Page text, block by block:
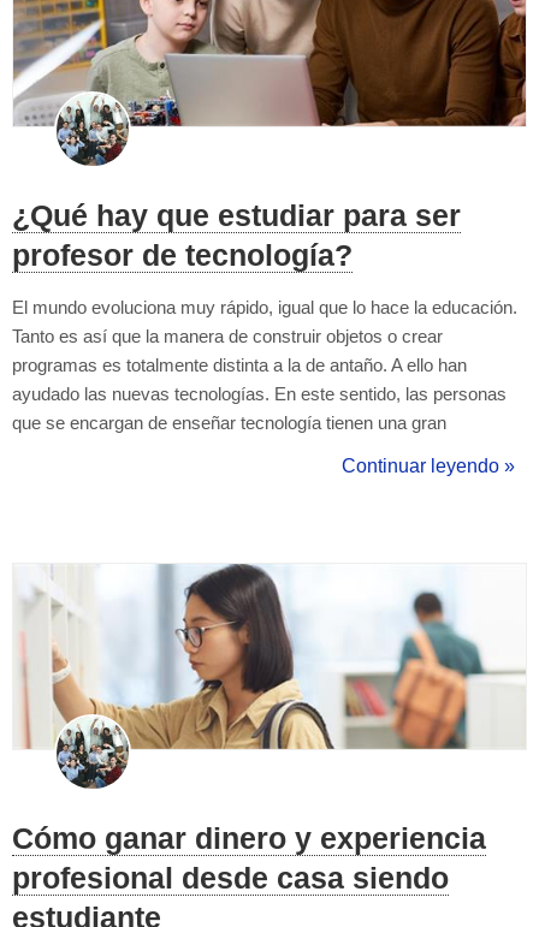
¿Qué hay que estudiar para ser
profesor de tecnología?
El mundo evoluciona muy rápido, igual que lo hace la educación.
Tanto es así que la manera de construir objetos o crear
programas es totalmente distinta a la de antaño. A ello han
ayudado las nuevas tecnologías. En este sentido, las personas
que se encargan de enseñar tecnología tienen una gran
profesor de tecnología, ¡hoy te mostramos cómo puedes
Continuar leyendo »
Cómo ganar dinero y experiencia
profesional desde casa siendo
estudiante